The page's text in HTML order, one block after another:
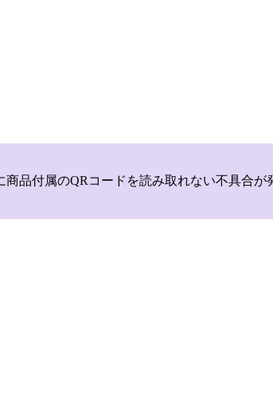
商品付属のQRコードを読み取れない不具合